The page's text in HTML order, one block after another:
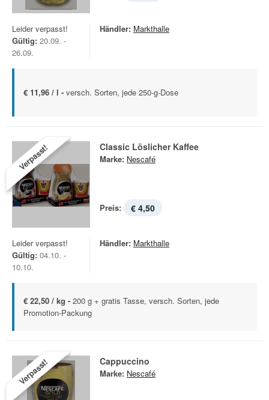
Leider verpasst!
Gültig: 20.09. -
26.09.
Händler: Markthalle
€ 11,96 / l - versch. Sorten, jede 250-g-Dose
Verpasst! Classic Löslicher Kaffee
Marke: Nescafé
Preis: € 4,50
Leider verpasst!
Gültig: 04.10. -
10.10.
Händler: Markthalle
€ 22,50 / kg - 200 g + gratis Tasse, versch. Sorten, jede
Promotion-Packung
Verpasst! Cappuccino
Marke: Nescafé